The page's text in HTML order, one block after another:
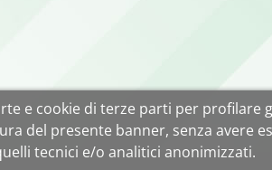
e cookie di terze parti per
del presente banner, senza avere
tecnici e/o analitici anonimizzati.